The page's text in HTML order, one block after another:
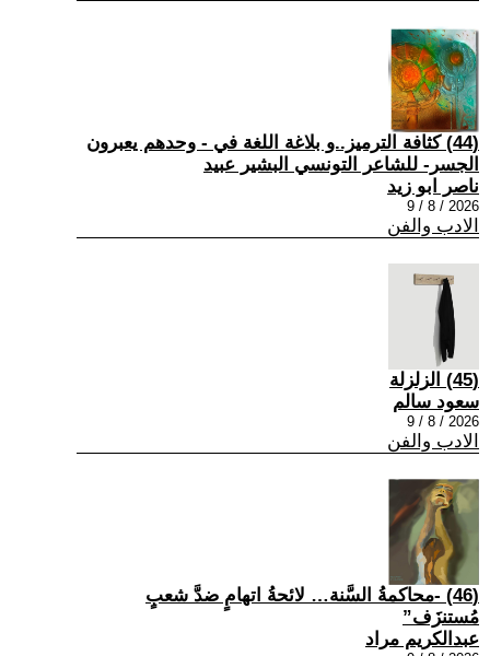
(44) كثافة الترميز..و بلاغة اللغة في - وحدهم يعبرون
الجسر- للشاعر التونسي البشير عبيد
ناصر ابو زيد
2026 / 8 / 9
الادب والفن
(45) الزلزلة
سعود سالم
2026 / 8 / 9
الادب والفن
(46) -محاكمةُ السَّنة… لائحةُ اتهامٍ ضدَّ شعبٍ
مُستنزَف”
عبدالكريم مراد